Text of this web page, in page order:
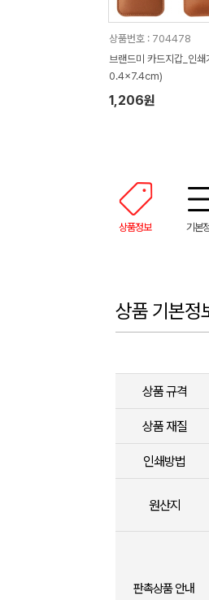
상품번호 : 704478
브랜드미 카드지갑_인쇄
0.4x7.4cm)
1,206원
상품정보 기본
상품 기본정
상품 규격
상품 재질
인쇄방법
원산지
판촉상품 안내